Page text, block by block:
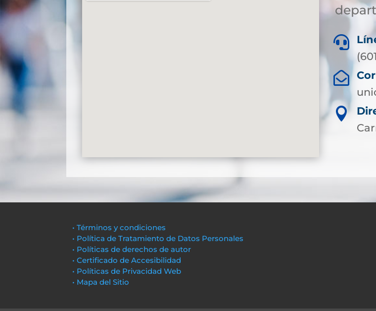



• Términos y condiciones
• Política de Tratamiento de Datos Personales
• Políticas de derechos de autor
• Certificado de Accesibilidad
• Políticas de Privacidad Web
• Mapa del Sitio